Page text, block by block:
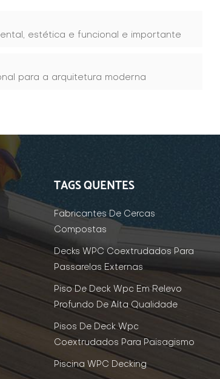
estética e funcional e importante
para a arquitetura moderna
TAGS QUENTES
Fabricantes De Cercas
Compostas
Decks WPC Coextrudados Para
Passarelas Externas
Piso De Deck Wpc Em Relevo
Profundo De Alta Qualidade
Pisos De Deck Wpc
Coextrudados Para Paisagismo
Piscina WPC Decking